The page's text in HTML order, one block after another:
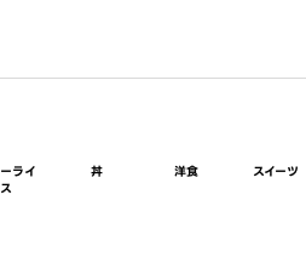
ライ
ス
丼 洋食 スイーツ